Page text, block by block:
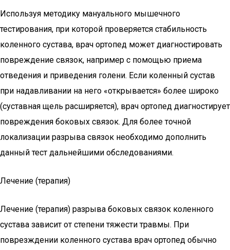
Используя методику мануального мышечного
тестирования, при которой проверяется стабильность
коленного сустава, врач ортопед может диагностировать
повреждение связок, например с помощью приема
отведения и приведения голени. Если коленный сустав
при надавливании на него «открывается» более широко
(суставная щель расширяется), врач ортопед диагностирует
повреждения боковых связок. Для более точной
локализации разрыва связок необходимо дополнить
данный тест дальнейшими обследованиями.
Лечение (терапия)
Лечение (терапия) разрыва боковых связок коленного
сустава зависит от степени тяжести травмы. При
поврезждении коленного сустава врач ортопед обычно